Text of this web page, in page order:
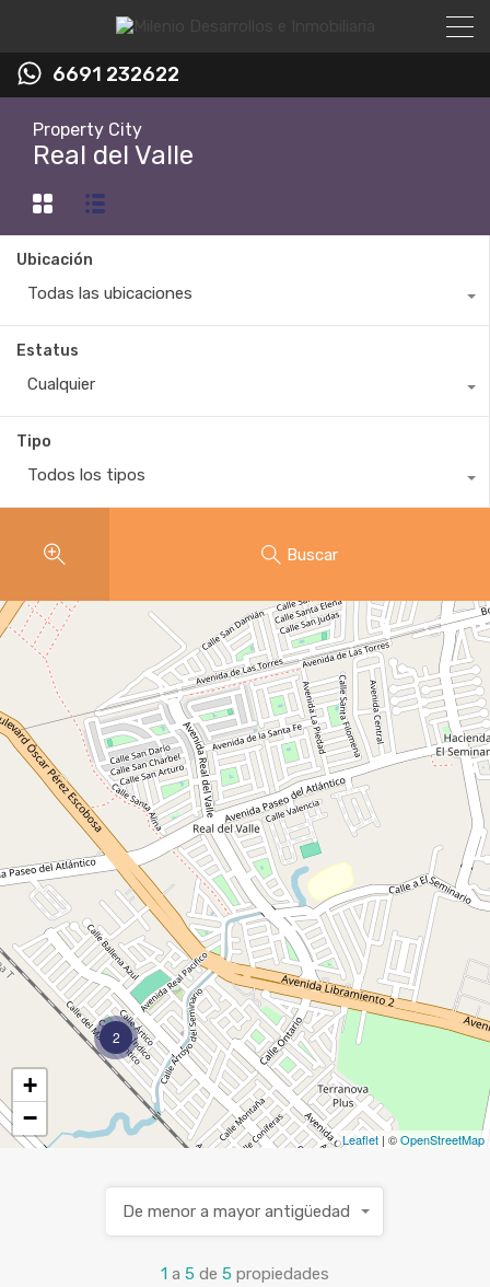
6691 232622
Property City
Real del Valle
Ubicación
Todas las ubicaciones
Estatus
Cualquier
Tipo
Todos los tipos
Buscar
2
+
−
Leaflet | ©OpenStreetMap
1 a 5 de 5 propiedades
De menor a mayor antigüedad